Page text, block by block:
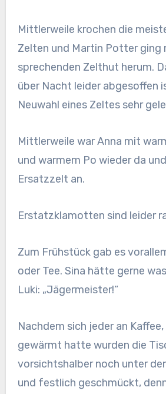
Mittlerweile krochen die
Zelten und Martin Potter ging
sprechenden Zelthut herum.
über Nacht leider abgesoffen
Neuwahl eines Zeltes sehr
Mittlerweile war Anna mit
und warmem Po wieder da
Ersatzzelt an.
Erstatzklamotten sind leider
Zum Frühstück gab es
oder Tee. Sina hätte gerne
Luki: „Jägermeister!“
Nachdem sich jeder an
gewärmt hatte wurden die
vorsichtshalber noch unter
und festlich geschmückt,